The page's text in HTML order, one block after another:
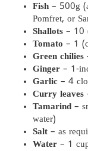
Fish – 500g
Pomfret, or
Shallots – 10
Tomato – 1
Green chilies
Ginger – 1-
Garlic – 4
Curry leaves
Tamarind –
water)
Salt – as
Water – 1